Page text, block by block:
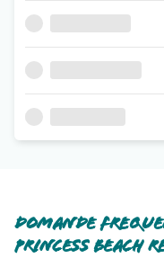
Domande
Princess Beach